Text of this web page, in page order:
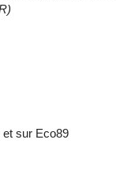
et sur Eco89